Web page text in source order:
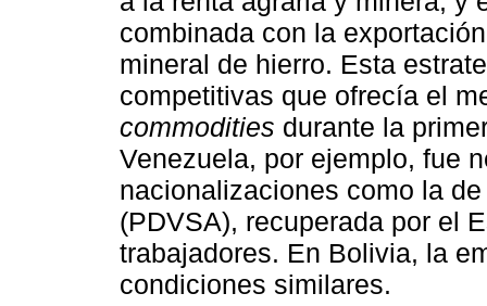
combinada con la
mineral de hierro. Esta
competitivas que ofrecía el
commodities durante la
Venezuela, por ejemplo, fue
nacionalizaciones como la
(PDVSA), recuperada por el
trabajadores. En Bolivia, la
condiciones similares.